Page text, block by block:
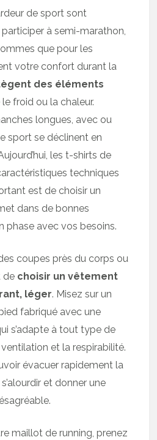
de sport sont
à semi-marathon,
que pour les
votre confort durant la
des éléments
froid ou la chaleur.
longues, avec ou
sport se déclinent en
les t-shirts de
techniques
est de choisir un
dans de bonnes
phase avec vos besoins.
coupes près du corps ou
de choisir un vêtement
léger. Misez sur un
fabriqué avec une
s’adapte à tout type de
et la respirabilité.
évacuer rapidement la
et donner une
maillot de running, prenez